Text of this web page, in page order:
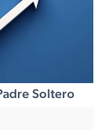
Soltero